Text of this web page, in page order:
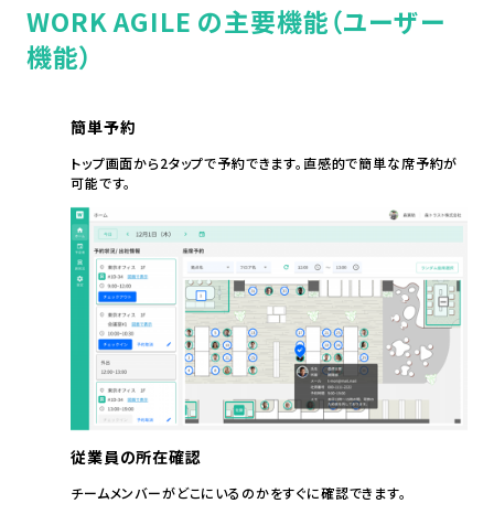
WORK AGILE の主要機能（ユーザー
機能）
簡単予約
トップ画面から2タップで予約できます。直感的で簡単な席予約が
可能です。
従業員の所在確認
チームメンバーがどこにいるのかをすぐに確認できます。